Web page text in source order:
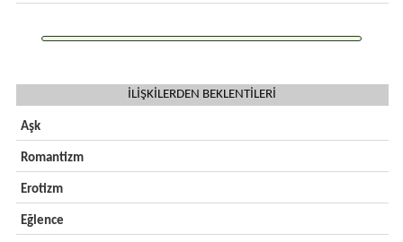
İLİŞKİLERDEN BEKLENTİLERİ
Aşk
Romantizm
Erotizm
Eğlence